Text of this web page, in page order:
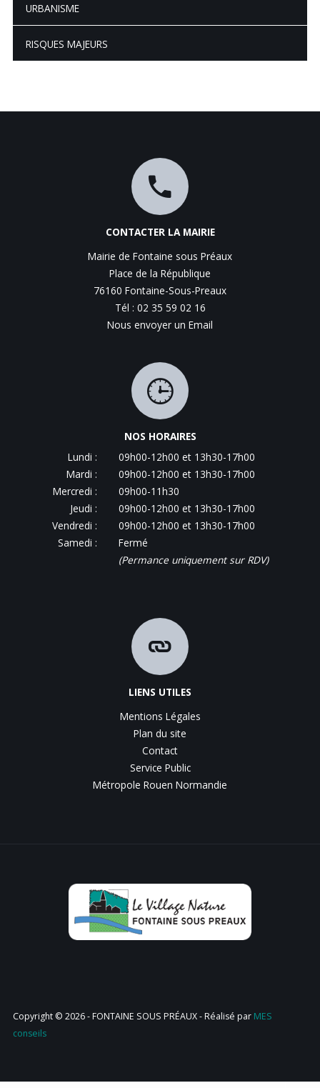
URBANISME
RISQUES MAJEURS
CONTACTER LA MAIRIE
Mairie de Fontaine sous Préaux
Place de la République
76160 Fontaine-Sous-Preaux
Tél : 02 35 59 02 16
Nous envoyer un Email
NOS HORAIRES
Lundi :
09h00-12h00 et 13h30-17h00
Mardi :
09h00-12h00 et 13h30-17h00
Mercredi :
09h00-11h30
Jeudi :
09h00-12h00 et 13h30-17h00
Vendredi :
09h00-12h00 et 13h30-17h00
Samedi :
Fermé
(Permance uniquement sur RDV)
LIENS UTILES
Mentions Légales
Plan du site
Contact
Service Public
Métropole Rouen Normandie
Copyright © 2026 - FONTAINE SOUS PRÉAUX - Réalisé par MES
conseils